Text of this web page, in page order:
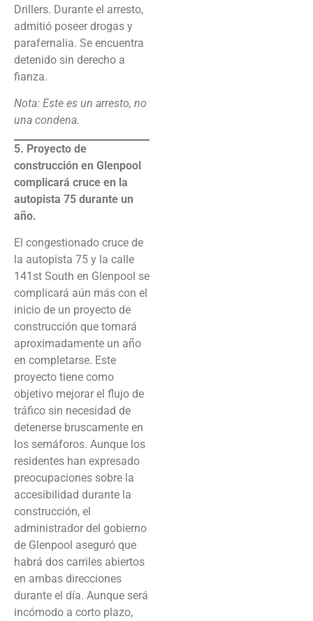
Drillers. Durante el arresto,
admitió poseer drogas y
parafernalia. Se encuentra
detenido sin derecho a
fianza.
Nota: Este es un arresto, no
una condena.
5. Proyecto de
construcción en Glenpool
complicará cruce en la
autopista 75 durante un
año.
El congestionado cruce de
la autopista 75 y la calle
141st South en Glenpool se
complicará aún más con el
inicio de un proyecto de
construcción que tomará
aproximadamente un año
en completarse. Este
proyecto tiene como
objetivo mejorar el flujo de
tráfico sin necesidad de
detenerse bruscamente en
los semáforos. Aunque los
residentes han expresado
preocupaciones sobre la
accesibilidad durante la
construcción, el
administrador del gobierno
de Glenpool aseguró que
habrá dos carriles abiertos
en ambas direcciones
durante el día. Aunque será
incómodo a corto plazo,